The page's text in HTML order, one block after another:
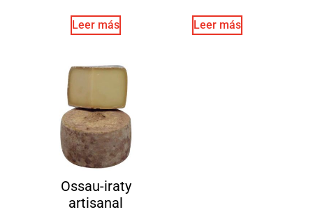
Leer más Leer más
Ossau-iraty
artisanal